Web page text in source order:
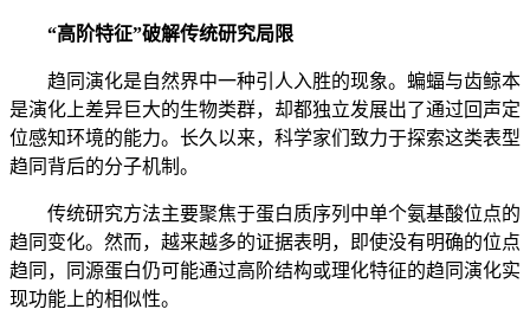
“高阶特征”破解传统研究局限
趋同演化是自然界中一种引人入胜的现象。蝙蝠与齿鲸本
是演化上差异巨大的生物类群，却都独立发展出了通过回声定
位感知环境的能力。长久以来，科学家们致力于探索这类表型
趋同背后的分子机制。
传统研究方法主要聚焦于蛋白质序列中单个氨基酸位点的
趋同变化。然而，越来越多的证据表明，即使没有明确的位点
趋同，同源蛋白仍可能通过高阶结构或理化特征的趋同演化实
现功能上的相似性。